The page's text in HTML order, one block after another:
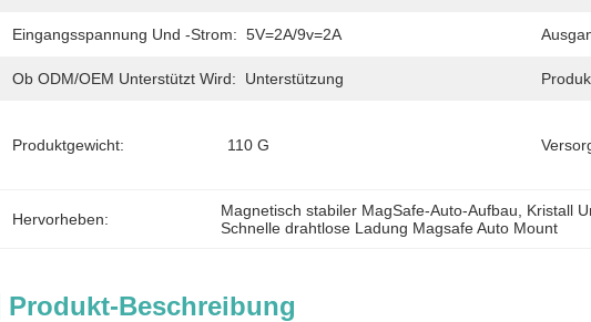
Eingangsspannung Und -strom: 5V=2A/9v=2A
Ob ODM/OEM Unterstützt Wird: Unterstützung
Produktgewicht: 110 G
Hervorheben: Magnetisch stabiler MagSafe-Auto-Aufbau Kristall
Schnelle drahtlose Ladung Magsafe Auto Mount
Produkt-Beschreibung